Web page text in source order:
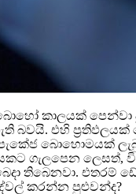
කාලයක් පෙන්වා
නැති බවයි. එහි ප්‍රතිඵලයක්
පැකේජ බොහොමයක්
ගැලපෙන ලෙසත්,
තිබෙනවා. එතරම්
කරන්න පුළුවන්ද?